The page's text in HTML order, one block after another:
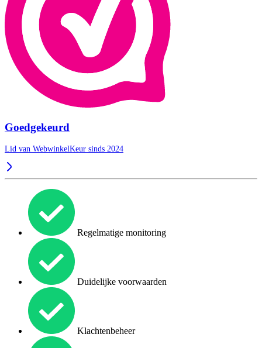
Goedgekeurd
Lid van WebwinkelKeur sinds 2024
Regelmatige monitoring
Duidelijke voorwaarden
Klachtenbeheer